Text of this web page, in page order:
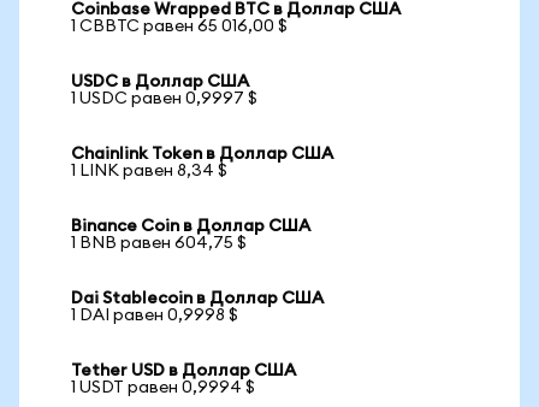
Coinbase Wrapped BTC в Доллар США
1 CBBTC равен 65 016,00 $
USDC в Доллар США
1 USDC равен 0,9997 $
Chainlink Token в Доллар США
1 LINK равен 8,34 $
Binance Coin в Доллар США
1 BNB равен 604,75 $
Dai Stablecoin в Доллар США
1 DAI равен 0,9998 $
Tether USD в Доллар США
1 USDT равен 0,9994 $